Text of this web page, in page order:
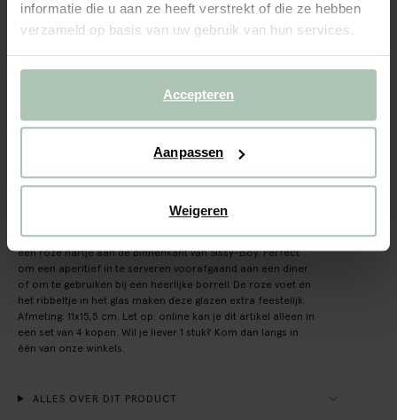
informatie die u aan ze heeft verstrekt of die ze hebben
verzameld op basis van uw gebruik van hun services.
Accepteren
Aanpassen
Weigeren
BEKIJK WINKELVOORRAAD
Snelle levering
Proost op de liefde met deze leuke champagneglazen met
een roze hartje aan de binnenkant van SIssy-Boy. Perfect
om een aperitief in te serveren voorafgaand aan een diner
of om te gebruiken bij een heerlijke borrel! De roze voet en
het ribbeltje in het glas maken deze glazen extra feestelijk.
Afmeting: 11x15,5 cm. Let op: online kan je dit artikel alleen in
een set van 4 kopen. Wil je liever 1 stuk? Kom dan langs in
één van onze winkels.
ALLES OVER DIT PRODUCT